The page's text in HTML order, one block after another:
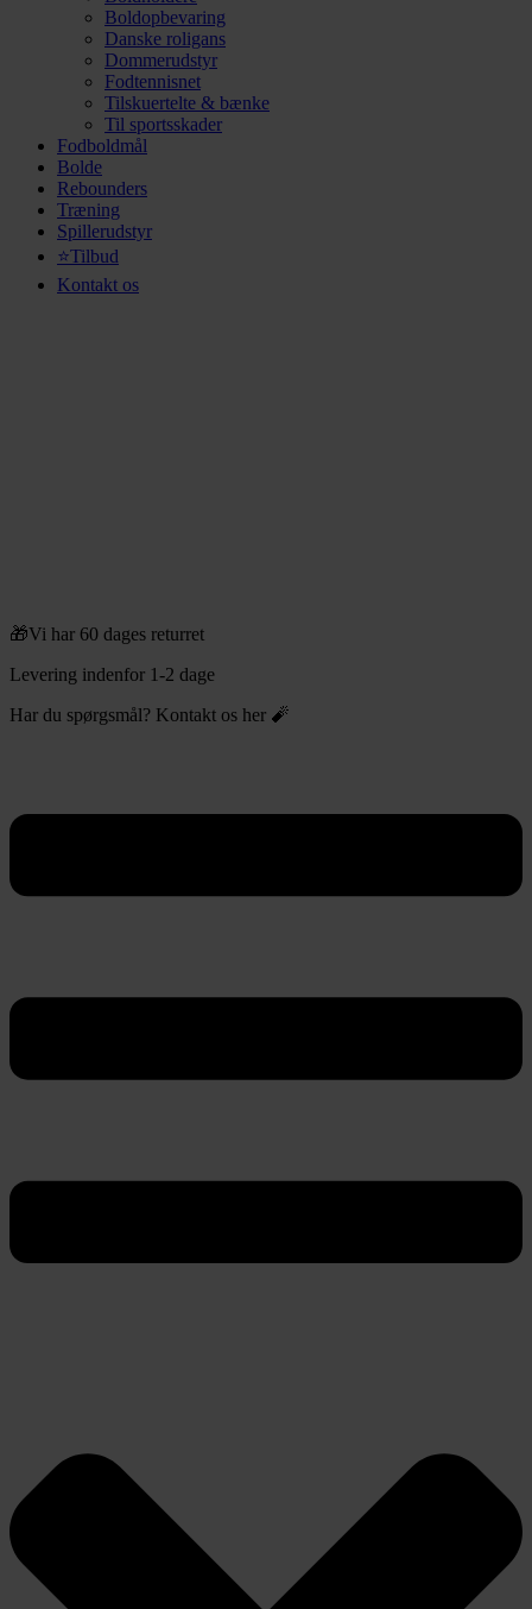
Boldopbevaring
Danske roligans
Dommerudstyr
Fodtennisnet
Tilskuertelte & bænke
Til sportsskader
Fodboldmål
Bolde
Rebounders
Træning
Spillerudstyr
⭐Tilbud
Kontakt os
🎁Vi har 60 dages returret
Levering indenfor 1-2 dage
Har du spørgsmål? Kontakt os her 🧨